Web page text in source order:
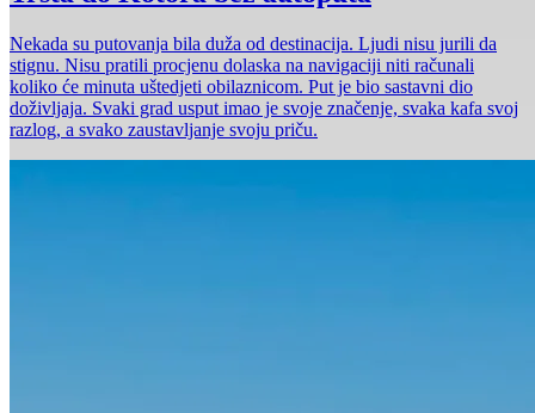
Nekada su putovanja bila duža od destinacija. Ljudi nisu jurili da
stignu. Nisu pratili procjenu dolaska na navigaciji niti računali
koliko će minuta uštedjeti obilaznicom. Put je bio sastavni dio
doživljaja. Svaki grad usput imao je svoje značenje, svaka kafa svoj
razlog, a svako zaustavljanje svoju priču.